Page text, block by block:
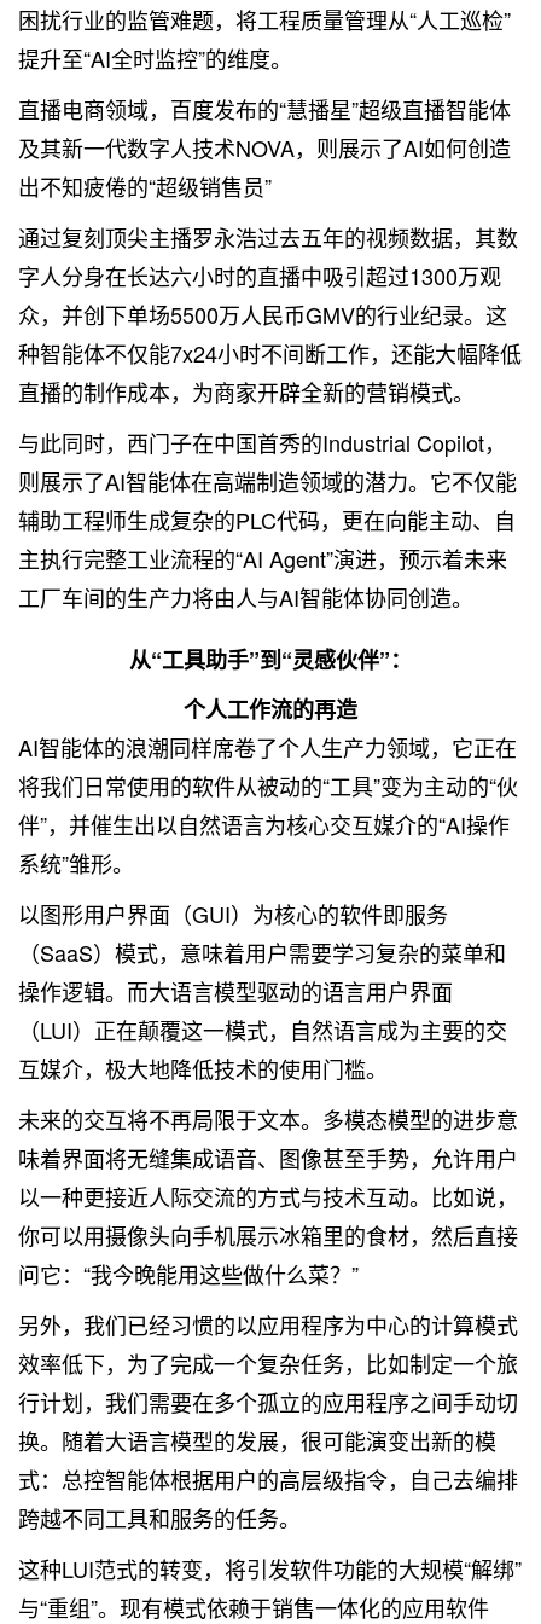
困扰行业的监管难题，将工程质量管理从“人工巡检”
提升至“AI全时监控”的维度。
直播电商领域，百度发布的“慧播星”超级直播智能体
及其新一代数字人技术NOVA，则展示了AI如何创造
出不知疲倦的“超级销售员”
通过复刻顶尖主播罗永浩过去五年的视频数据，其数
字人分身在长达六小时的直播中吸引超过1300万观
众，并创下单场5500万人民币GMV的行业纪录。这
种智能体不仅能7x24小时不间断工作，还能大幅降低
直播的制作成本，为商家开辟全新的营销模式。
与此同时，西门子在中国首秀的Industrial Copilot，
则展示了AI智能体在高端制造领域的潜力。它不仅能
辅助工程师生成复杂的PLC代码，更在向能主动、自
主执行完整工业流程的“AI Agent”演进，预示着未来
工厂车间的生产力将由人与AI智能体协同创造。
从“工具助手”到“灵感伙伴”：
个人工作流的再造
AI智能体的浪潮同样席卷了个人生产力领域，它正在
将我们日常使用的软件从被动的“工具”变为主动的“伙
伴”，并催生出以自然语言为核心交互媒介的“AI操作
系统”雏形。
以图形用户界面（GUI）为核心的软件即服务
（SaaS）模式，意味着用户需要学习复杂的菜单和
操作逻辑。而大语言模型驱动的语言用户界面
（LUI）正在颠覆这一模式，自然语言成为主要的交
互媒介，极大地降低技术的使用门槛。
未来的交互将不再局限于文本。多模态模型的进步意
味着界面将无缝集成语音、图像甚至手势，允许用户
以一种更接近人际交流的方式与技术互动。比如说，
你可以用摄像头向手机展示冰箱里的食材，然后直接
问它：“我今晚能用这些做什么菜？”
另外，我们已经习惯的以应用程序为中心的计算模式
效率低下，为了完成一个复杂任务，比如制定一个旅
行计划，我们需要在多个孤立的应用程序之间手动切
换。随着大语言模型的发展，很可能演变出新的模
式：总控智能体根据用户的高层级指令，自己去编排
跨越不同工具和服务的任务。
这种LUI范式的转变，将引发软件功能的大规模“解绑”
与“重组”。现有模式依赖于销售一体化的应用软件